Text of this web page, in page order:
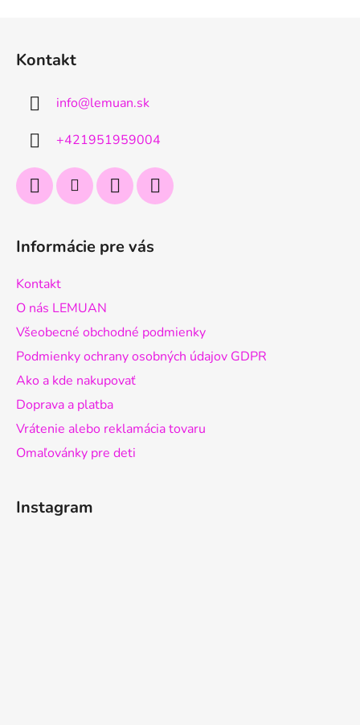
Kontakt
info@lemuan.sk
+421951959004
Informácie pre vás
Kontakt
O nás LEMUAN
Všeobecné obchodné podmienky
Podmienky ochrany osobných údajov GDPR
Ako a kde nakupovať
Doprava a platba
Vrátenie alebo reklamácia tovaru
Omaľovánky pre deti
Instagram